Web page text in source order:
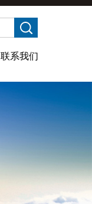
联系我们